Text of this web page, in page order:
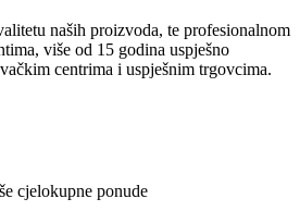
naših proizvoda, te profesionalnom
više od 15 godina uspješno
centrima i uspješnim trgovcima.
cjelokupne ponude